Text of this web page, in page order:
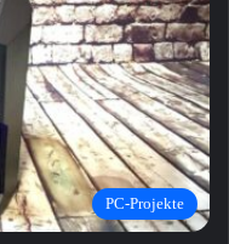
PC-Projekte